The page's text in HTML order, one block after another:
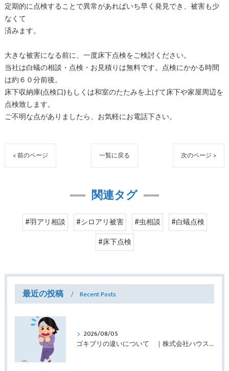
定期的に点検することで異常があればいち早く発見でき、被害も少
なくて
済みます。
大きな被害になる前に、一度床下点検をご検討ください。
当社は白蟻の相談・点検・お見積りは無料です。点検にかかる時間
は約６０分前後。
床下収納庫(点検口)もしくは和室のたたみを上げて床下や家屋周辺を
点検致します。
ご不明な点がありましたら、お気軽にお電話下さい。
< 前のページ 一覧に戻る 次のページ >
関連タグ
#羽アリ相談 #シロアリ被害 #虫相談
#白蟻点検
#床下点検
最近の投稿 Recent Posts
2026/08/05
ゴキブリの違いについて ｜株式会社ハウスドクター